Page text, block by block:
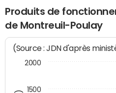
Produits de
de Montreuil-Poulay
(Source : JDN d'après
1500
2000